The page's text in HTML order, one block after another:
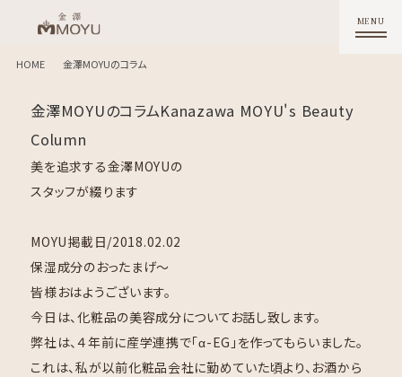
HOME 金澤MOYUのコラム
金澤MOYUのコラムKanazawa MOYU's Beauty
Column
美を追求する金澤MOYUの
スタッフが綴ります
MOYU掲載日/2018.02.02
保湿成分のおったまげ〜
皆様おはようございます。
今日は、化粧品の美容成分についてお話し致します。
弊社は、４年前に産学連携で「α-EG」を作ってもらいました。
これは、私が以前化粧品会社に勤めていた頃より、お酒から